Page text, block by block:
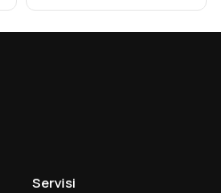
Servisi